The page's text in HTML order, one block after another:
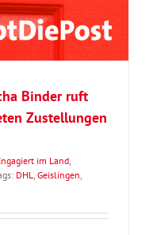
Binder ruft
Zustellungen
im Land
DHL Geislingen